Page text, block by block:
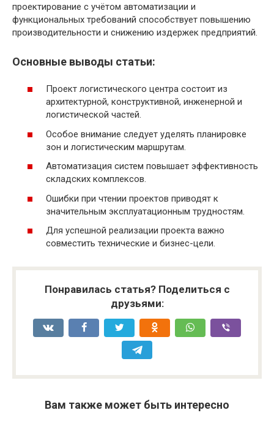
проектирование с учётом автоматизации и
функциональных требований способствует повышению
производительности и снижению издержек предприятий.
Основные выводы статьи:
Проект логистического центра состоит из
архитектурной, конструктивной, инженерной и
логистической частей.
Особое внимание следует уделять планировке
зон и логистическим маршрутам.
Автоматизация систем повышает эффективность
складских комплексов.
Ошибки при чтении проектов приводят к
значительным эксплуатационным трудностям.
Для успешной реализации проекта важно
совместить технические и бизнес-цели.
Понравилась статья? Поделиться с
друзьями:
Вам также может быть интересно